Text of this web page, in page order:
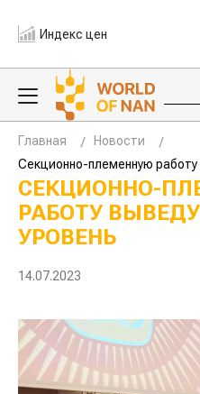
Индекс цен
Главная
Новости
Секционно-племенную
СЕКЦИОННО-
РАБОТУ
УРОВЕНЬ
14.07.2023